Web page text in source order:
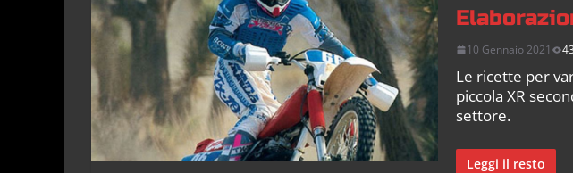
10 Gennaio 2021
Le ricette per
piccola XR
settore.
Leggi il resto